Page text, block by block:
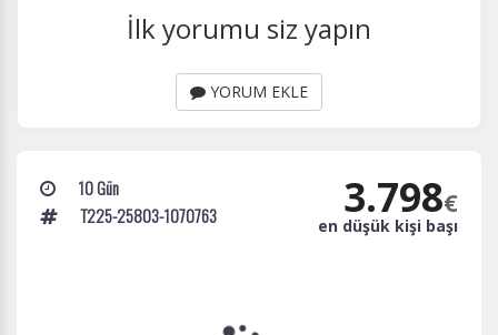
İlk yorumu siz yapın
YORUM EKLE
10 Gün
T225-25803-1070763
3.798€
en düşük kişi başı